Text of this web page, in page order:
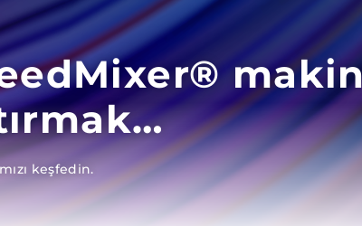
keşfedin.